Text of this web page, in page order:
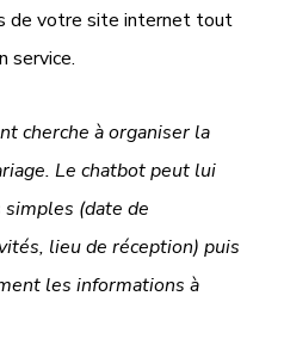
de votre site internet tout
service.
cherche à organiser la
Le chatbot peut lui
(date de
lieu de réception) puis
les informations à